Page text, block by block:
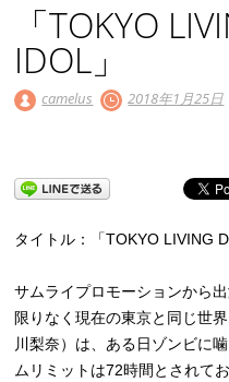
「TOKYO
IDOL」
camelus 2018年1月25日
タイトル：「TOKYO LIVING
サムライプロモーションから出
限りなく現在の東京と同じ世
川梨奈）は、ある日ゾンビに噛
ムリミットは72時間とされて